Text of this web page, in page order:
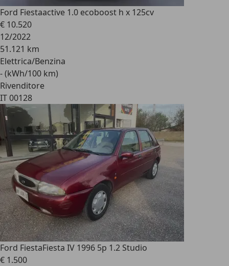
Ford Fiestaactive 1.0 ecoboost h x 125cv
€ 10.520
12/2022
51.121 km
Elettrica/Benzina
- (kWh/100 km)
Rivenditore
IT 00128
Ford FiestaFiesta IV 1996 5p 1.2 Studio
€ 1.500